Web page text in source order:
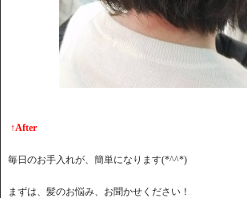
↑After
毎日のお手入れが、簡単になります(*^^*)
まずは、髪のお悩み、お聞かせください！